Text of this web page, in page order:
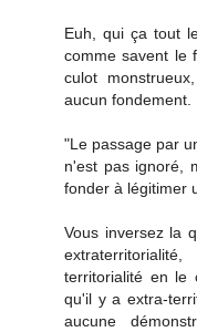
Euh, qui ça tout
comme savent le
culot
aucun fondement.
"Le passage par
n'est pas ignoré,
fonder à légitimer
Vous inversez la
territorialité en le
qu'il y a extra-
aucune